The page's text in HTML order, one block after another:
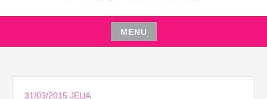
MENU
Skip
content
31/03/2015 ЈЕЦА